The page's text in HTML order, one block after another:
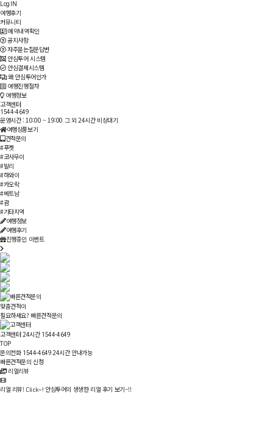
Log IN
여행후기
커뮤니티
예약내역확인
공지사항
자주묻는질문답변
안심투어 시스템
안심결제시스템
왜 안심투어인가
여행진행절차
여행정보
고객센터
1544-4649
운영시간 : 10:00 ~ 19:00 그 외 24시간 비상대기
여행상품보기
견적문의
#푸켓
#코사무이
#발리
#하와이
#카오락
#베트남
#괌
#기타지역
여행정보
여행후기
진행중인 이벤트
맞춤견적이
필요하세요? 빠른견적문의
고객센터 24시간 1544-4649
TOP
문의전화 1544-464924시간 안내가능
빠른견적문의 신청
리얼리뷰
리얼 리뷰! Click~! 안심투어의 생생한 리얼 후기 보기~!!
REALSAFETOUR
한국웨딩문화센터
허니문
신혼여행THE행복지원+
현지직영시스템으로
가격은 낮추고
현지다이렉트
여행비용지원 365일고객센터 럭셔리일정